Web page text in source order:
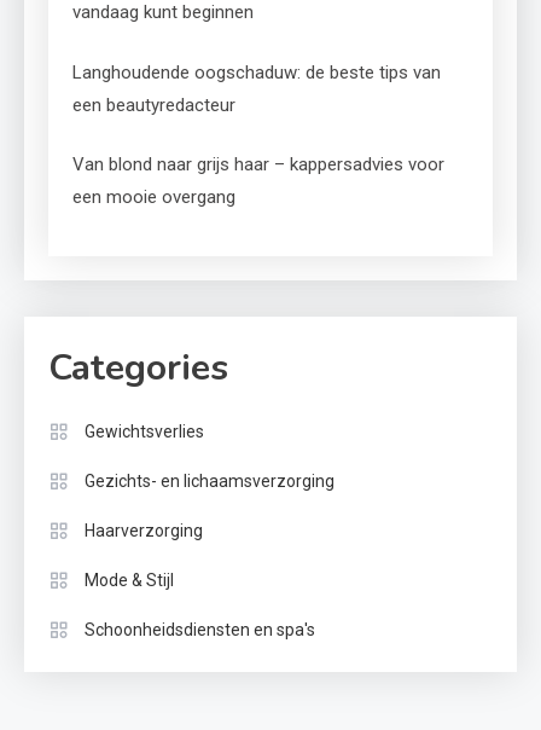
vandaag kunt beginnen
Langhoudende oogschaduw: de beste tips van
een beautyredacteur
Van blond naar grijs haar – kappersadvies voor
een mooie overgang
Categories
Gewichtsverlies
Gezichts- en lichaamsverzorging
Haarverzorging
Mode & Stijl
Schoonheidsdiensten en spa's